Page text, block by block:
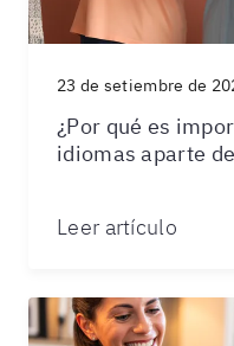
23 de setiembre de
¿Por qué es
idiomas aparte
Leer artículo